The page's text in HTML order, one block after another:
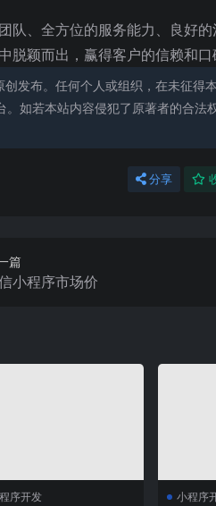
队、全方位的服务能力、良好
颖而出，赢得客户的信赖和口
发布。任何个人或组织，在未征得
如若本站内容侵犯了原著者的合法
分享
篇
小程序市场价
序开发 小程序